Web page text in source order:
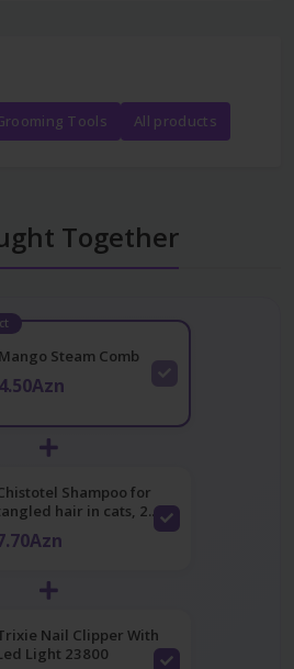
Tools All products
Together
Mango Steam Comb
4.50Azn
Shampoo for
hair in cats, 2...
Nail Clipper With
Light 23800